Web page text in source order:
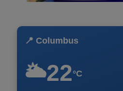
📍 Columbus
🌥️22°C